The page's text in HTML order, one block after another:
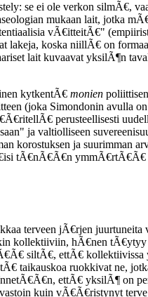
se ei ole verkon silmÃ€,
mukaan lait, jotka
vÃ€itteitÃ€"
lakeja, koska niillÃ€ on
lait kuvaavat yksilÃ¶n
kytkentÃ€ monien
(joka Simondonin avulla
perusteellisesti
ja valtiolliseen
korostuksen ja suurimman
tÃ€nÃ€Ã€n ymmÃ€rtÃ€Ã€
terveen jÃ€rjen juurtuneita
kollektiiviin, hÃ€nen
siltÃ€, ettÃ€ kollektiivissa
taikauskoa ruokkivat ne,
ettÃ€ yksilÃ¶ on
kuin vÃ€Ã€ristynyt